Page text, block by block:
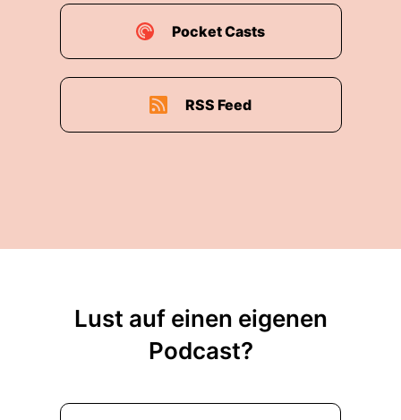
Pocket Casts
RSS Feed
Lust auf einen eigenen
Podcast?